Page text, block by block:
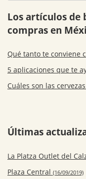
Los artículos de
compras en
Qué tanto te conviene
5 aplicaciones que te
Cuáles son las
Últimas
La Platza Outlet del
Plaza Central (16/09/2019)